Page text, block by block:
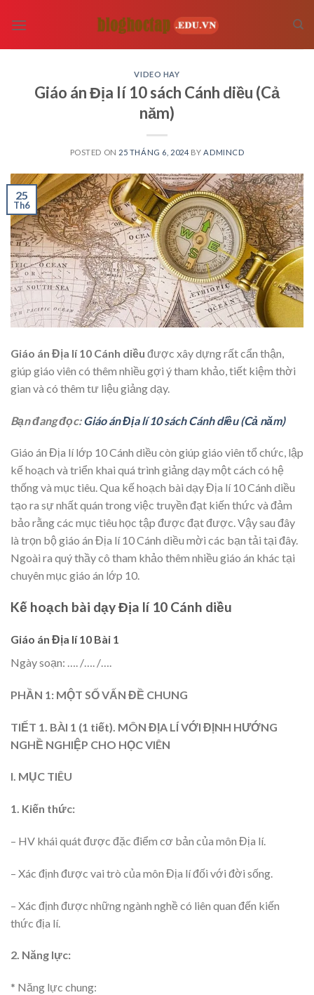
VIDEO HAY
Giáo án Địa lí 10 sách Cánh diều (Cả
năm)
POSTED ON 25 THÁNG 6, 2024 BY ADMINCD
25
Th6
Giáo án Địa lí 10 Cánh diều được xây dựng rất cẩn thận,
giúp giáo viên có thêm nhiều gợi ý tham khảo, tiết kiệm thời
gian và có thêm tư liệu giảng dạy.
Bạn đang đọc:Giáo án Địa lí 10 sách Cánh diều (Cả năm)
Giáo án Địa lí lớp 10 Cánh diều còn giúp giáo viên tổ chức, lập
kế hoạch và triển khai quá trình giảng dạy một cách có hệ
thống và mục tiêu. Qua kế hoạch bài dạy Địa lí 10 Cánh diều
tạo ra sự nhất quán trong việc truyền đạt kiến thức và đảm
bảo rằng các mục tiêu học tập được đạt được. Vậy sau đây
là trọn bộ giáo án Địa lí 10 Cánh diều mời các bạn tải tại đây.
Ngoài ra quý thầy cô tham khảo thêm nhiều giáo án khác tại
chuyên mục giáo án lớp 10.
Kế hoạch bài dạy Địa lí 10 Cánh diều
Giáo án Địa lí 10 Bài 1
Ngày soạn: …. /…. /….
PHẦN 1: MỘT SỐ VẤN ĐỀ CHUNG
TIẾT 1. BÀI 1 (1 tiết). MÔN ĐỊA LÍ VỚI ĐỊNH HƯỚNG
NGHỀ NGHIỆP CHO HỌC VIÊN
I. MỤC TIÊU
1. Kiến thức:
– HV khái quát được đặc điểm cơ bản của môn Địa lí.
– Xác định được vai trò của môn Địa lí đối với đời sống.
– Xác định được những ngành nghề có liên quan đến kiến
thức địa lí.
2. Năng lực:
* Năng lực chung: